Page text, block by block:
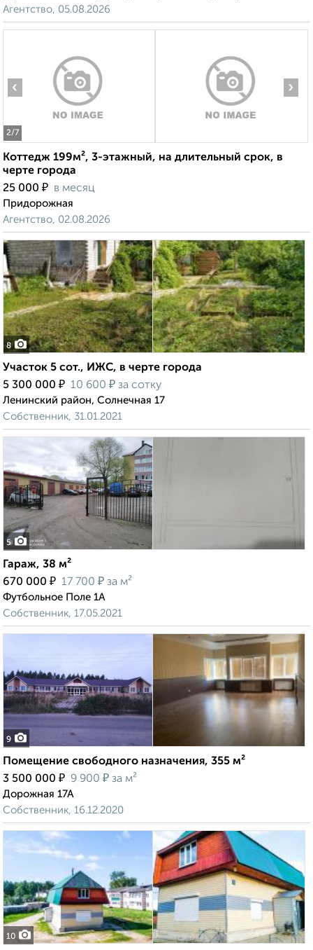
Агентство, 05.08.2026
2/7
‹ ›
Коттедж 199м², 3-этажный, на длительный срок, в
черте города
25 000 ₽ в месяц
Придорожная
Агентство, 02.08.2026
8
Участок 5 сот., ИЖС, в черте города
5 300 000 ₽ 10 600 ₽ за сотку
Ленинский район, Солнечная 17
Собственник, 31.01.2021
5
Гараж, 38 м²
670 000 ₽ 17 700 ₽ за м²
Футбольное Поле 1А
Собственник, 17.05.2021
9
Помещение свободного назначения, 355 м²
3 500 000 ₽ 9 900 ₽ за м²
Дорожная 17А
Собственник, 16.12.2020
10